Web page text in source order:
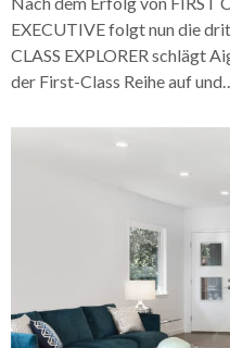
EXECUTIVE folgt nun die
CLASS EXPLORER schlägt
der First-Class Reihe auf